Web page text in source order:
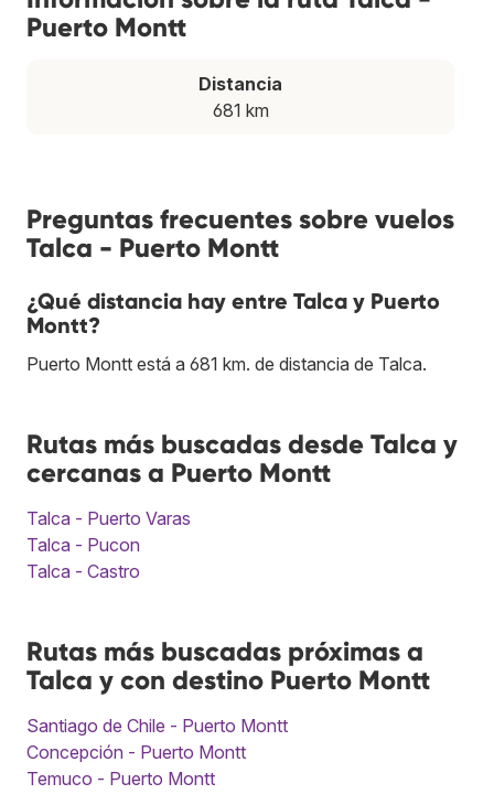
Puerto Montt
Distancia
681 km
Preguntas frecuentes sobre vuelos
Talca - Puerto Montt
¿Qué distancia hay entre Talca y Puerto
Montt?
Puerto Montt está a 681 km. de distancia de Talca.
Rutas más buscadas desde Talca y
cercanas a Puerto Montt
Talca - Puerto Varas
Talca - Pucon
Talca - Castro
Rutas más buscadas próximas a
Talca y con destino Puerto Montt
Santiago de Chile - Puerto Montt
Concepción - Puerto Montt
Temuco - Puerto Montt